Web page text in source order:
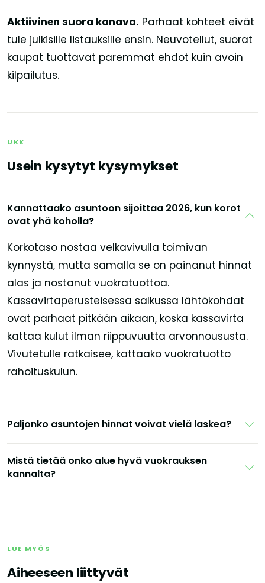
Aktiivinen suora kanava. Parhaat kohteet eivät
tule julkisille listauksille ensin. Neuvotellut, suorat
kaupat tuottavat paremmat ehdot kuin avoin
kilpailutus.
UKK
Usein kysytyt kysymykset
Kannattaako asuntoon sijoittaa 2026, kun korot
ovat yhä koholla?
Korkotaso nostaa velkavivulla toimivan
kynnystä, mutta samalla se on painanut hinnat
alas ja nostanut vuokratuottoa.
Kassavirtaperusteisessa salkussa lähtökohdat
ovat parhaat pitkään aikaan, koska kassavirta
kattaa kulut ilman riippuvuutta arvonnoususta.
Vivutetulle ratkaisee, kattaako vuokratuotto
rahoituskulun.
Paljonko asuntojen hinnat voivat vielä laskea?
Mistä tietää onko alue hyvä vuokrauksen
kannalta?
LUE MYÖS
Aiheeseen liittyvät